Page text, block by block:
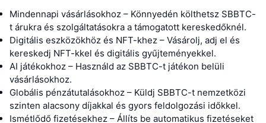
Mindennapi vásárlásokhoz – Könnyedén költhetsz SBBTC-
t árukra és szolgáltatásokra a támogatott kereskedőknél.
Digitális eszközökhöz és NFT-khez – Vásárolj, adj el és
kereskedj NFT-kkel és digitális gyűjteményekkel.
AI játékokhoz – Használd az SBBTC-t játékon belüli
vásárlásokhoz.
Globális pénzátutalásokhoz – Küldj SBBTC-t nemzetközi
szinten alacsony díjakkal és gyors feldolgozási időkkel.
Ismétlődő fizetésekhez – Állíts be automatikus fizetéseket